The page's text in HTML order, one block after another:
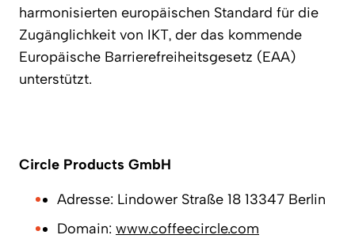
harmonisierten europäischen Standard für die
Zugänglichkeit von IKT, der das kommende
Europäische Barrierefreiheitsgesetz (EAA)
unterstützt.
Circle Products GmbH
Adresse: Lindower Straße 18 13347 Berlin
Domain: www.coffeecircle.com